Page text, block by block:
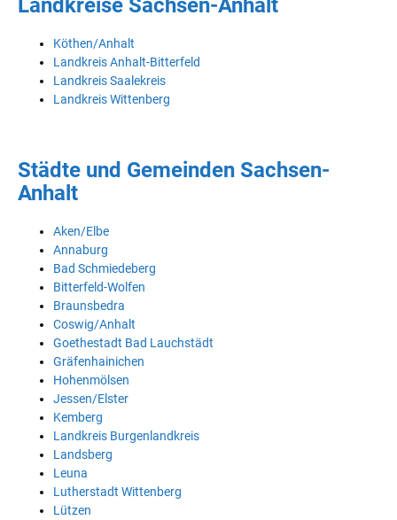
Landkreise Sachsen-Anhalt
Köthen/Anhalt
Landkreis Anhalt-Bitterfeld
Landkreis Saalekreis
Landkreis Wittenberg
Städte und Gemeinden Sachsen-
Anhalt
Aken/Elbe
Annaburg
Bad Schmiedeberg
Bitterfeld-Wolfen
Braunsbedra
Coswig/Anhalt
Goethestadt Bad Lauchstädt
Gräfenhainichen
Hohenmölsen
Jessen/Elster
Kemberg
Landkreis Burgenlandkreis
Landsberg
Leuna
Lutherstadt Wittenberg
Lützen